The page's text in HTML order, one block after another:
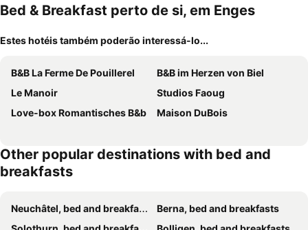
Bed & Breakfast perto de si, em Enges
Estes hotéis também poderão interessá-lo...
B&B La Ferme De Pouillerel
B&B im Herzen von Biel
Le Manoir
Studios Faoug
Love-box Romantisches B&b
Maison DuBois
Other popular destinations with bed and
breakfasts
Neuchâtel, bed and breakfasts
Berna, bed and breakfasts